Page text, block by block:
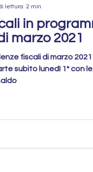
in
marzo 2021
fiscali di marzo
subito lunedì 1° con
lettura: 2 min